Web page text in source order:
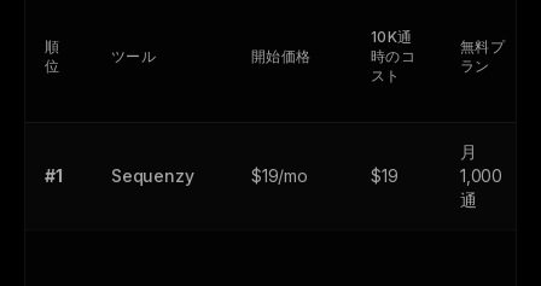
順
位
ツール 開始価格
10K通
時のコ
スト
無料プ
ラン
#1 Sequenzy $19/mo $19
月
1,000
通